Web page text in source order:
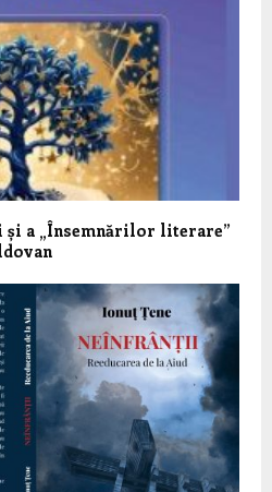
a „Însemnărilor literare”